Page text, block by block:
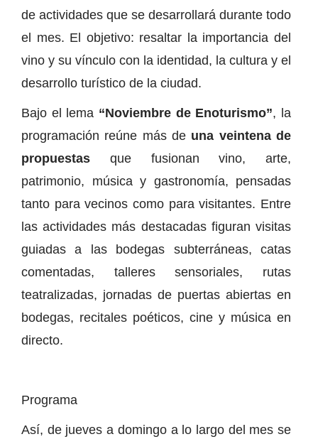
de actividades que se desarrollará durante todo
el mes. El objetivo: resaltar la importancia del
vino y su vínculo con la identidad, la cultura y el
desarrollo turístico de la ciudad.
Bajo el lema “Noviembre de Enoturismo”, la
programación reúne más de una veintena de
propuestas que fusionan vino, arte,
patrimonio, música y gastronomía, pensadas
tanto para vecinos como para visitantes. Entre
las actividades más destacadas figuran visitas
guiadas a las bodegas subterráneas, catas
comentadas, talleres sensoriales, rutas
teatralizadas, jornadas de puertas abiertas en
bodegas, recitales poéticos, cine y música en
directo.
Programa
Así, de jueves a domingo a lo largo del mes se